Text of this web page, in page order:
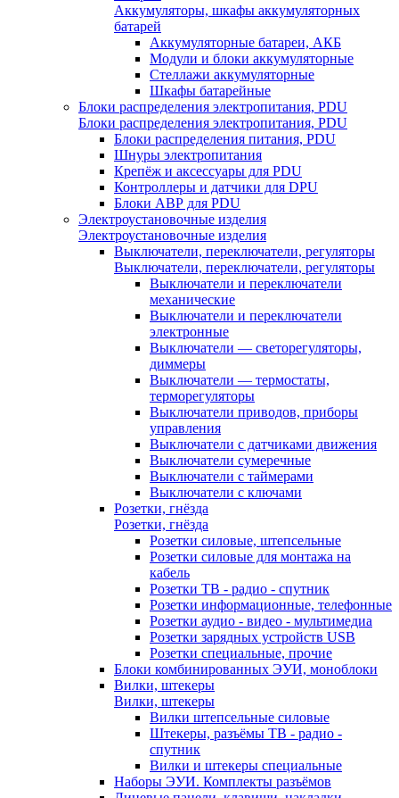
Аккумуляторы, шкафы аккумуляторных
батарей
Аккумуляторные батареи, АКБ
Модули и блоки аккумуляторные
Стеллажи аккумуляторные
Шкафы батарейные
Блоки распределения электропитания, PDU
Блоки распределения электропитания, PDU
Блоки распределения питания, PDU
Шнуры электропитания
Крепёж и аксессуары для PDU
Контроллеры и датчики для DPU
Блоки АВР для PDU
Электроустановочные изделия
Электроустановочные изделия
Выключатели, переключатели, регуляторы
Выключатели, переключатели, регуляторы
Выключатели и переключатели
механические
Выключатели и переключатели
электронные
Выключатели — светорегуляторы,
диммеры
Выключатели — термостаты,
терморегуляторы
Выключатели приводов, приборы
управления
Выключатели с датчиками движения
Выключатели сумеречные
Выключатели с таймерами
Выключатели с ключами
Розетки, гнёзда
Розетки, гнёзда
Розетки силовые, штепсельные
Розетки силовые для монтажа на
кабель
Розетки ТВ - радио - спутник
Розетки информационные, телефонные
Розетки аудио - видео - мультимедиа
Розетки зарядных устройств USB
Розетки специальные, прочие
Блоки комбинированных ЭУИ, моноблоки
Вилки, штекеры
Вилки, штекеры
Вилки штепсельные силовые
Штекеры, разъёмы ТВ - радио -
спутник
Вилки и штекеры специальные
Наборы ЭУИ. Комплекты разъёмов